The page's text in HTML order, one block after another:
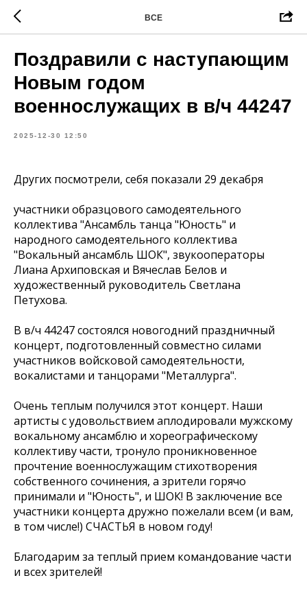
ВСЕ
Поздравили с наступающим
Новым годом
военнослужащих в в/ч 44247
2025-12-30 12:50
Других посмотрели, себя показали 29 декабря
участники образцового самодеятельного
коллектива "Ансамбль танца "Юность" и
народного самодеятельного коллектива
"Вокальный ансамбль ШОК", звукооператоры
Лиана Архиповская и Вячеслав Белов и
художественный руководитель Светлана
Петухова.
В в/ч 44247 состоялся новогодний праздничный
концерт, подготовленный совместно силами
участников войсковой самодеятельности,
вокалистами и танцорами "Металлурга".
Очень теплым получился этот концерт. Наши
артисты с удовольствием аплодировали мужскому
вокальному ансамблю и хореографическому
коллективу части, тронуло проникновенное
прочтение военнослужащим стихотворения
собственного сочинения, а зрители горячо
принимали и "Юность", и ШОК! В заключение все
участники концерта дружно пожелали всем (и вам,
в том числе!) СЧАСТЬЯ в новом году!
Благодарим за теплый прием командование части
и всех зрителей!